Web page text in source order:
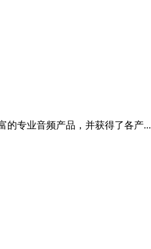
的专业音频产品，并获得了各产...